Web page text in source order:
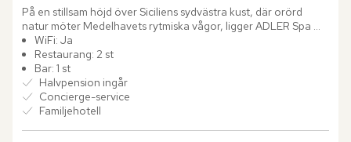
På en stillsam höjd över Siciliens sydvästra kust, där orörd
natur möter Medelhavets rytmiska vågor, ligger ADLER Spa
Resort SICILIA. Här låter du blicken sveper över...
WiFi: Ja
Restaurang: 2 st
Bar: 1 st
Halvpension ingår
Concierge-service
Familjehotell